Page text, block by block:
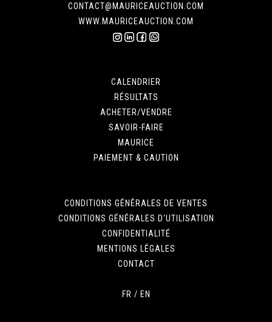
CONTACT@MAURICEAUCTION.COM
WWW.MAURICEAUCTION.COM
CALENDRIER
RÉSULTATS
ACHETER/VENDRE
SAVOIR-FAIRE
MAURICE
PAIEMENT & CAUTION
CONDITIONS GÉNÉRALES DE VENTES
CONDITIONS GÉNÉRALES D'UTILISATION
CONFIDENTIALITÉ
MENTIONS LÉGALES
CONTACT
FR / EN